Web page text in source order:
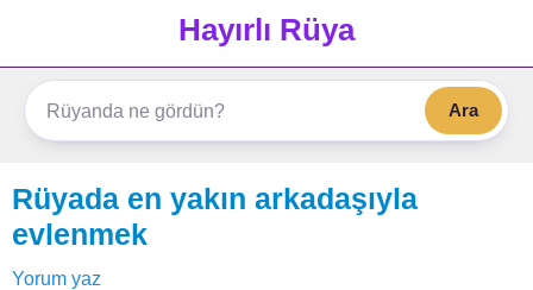
Hayırlı Rüya
Ara
Rüyada en yakın arkadaşıyla
evlenmek
Yorum yaz